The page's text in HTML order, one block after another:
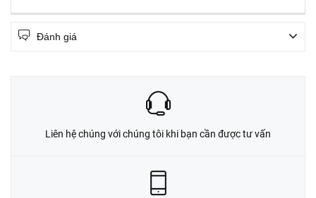
Đánh giá
Liên hệ chúng với chúng tôi khi bạn cần được tư vấn